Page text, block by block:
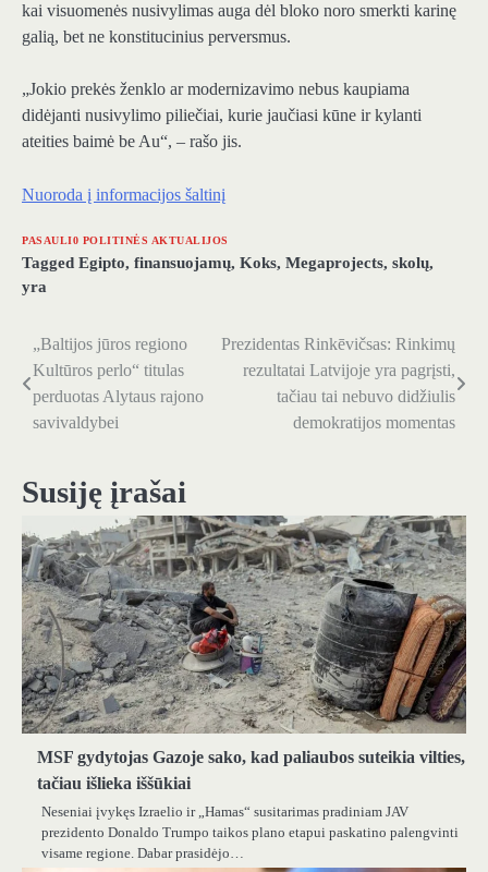
kai visuomenės nusivylimas auga dėl bloko noro smerkti karinę
galią, bet ne konstitucinius perversmus.
„Jokio prekės ženklo ar modernizavimo nebus kaupiama
didėjanti nusivylimo piliečiai, kurie jaučiasi kūne ir kylanti
ateities baimė be Au“, – rašo jis.
Nuoroda į informacijos šaltinį
PASAULI0 POLITINĖS AKTUALIJOS
Tagged Egipto, finansuojamų, Koks, Megaprojects, skolų,
yra
Navigacija
tarp
įrašų
„Baltijos jūros regiono
Kultūros perlo“ titulas
perduotas Alytaus rajono
savivaldybei
Prezidentas Rinkēvičsas: Rinkimų
rezultatai Latvijoje yra pagrįsti,
tačiau tai nebuvo didžiulis
demokratijos momentas
Susiję įrašai
MSF gydytojas Gazoje sako, kad paliaubos suteikia vilties,
tačiau išlieka iššūkiai
Neseniai įvykęs Izraelio ir „Hamas“ susitarimas pradiniam JAV
prezidento Donaldo Trumpo taikos plano etapui paskatino palengvinti
visame regione. Dabar prasidėjo…